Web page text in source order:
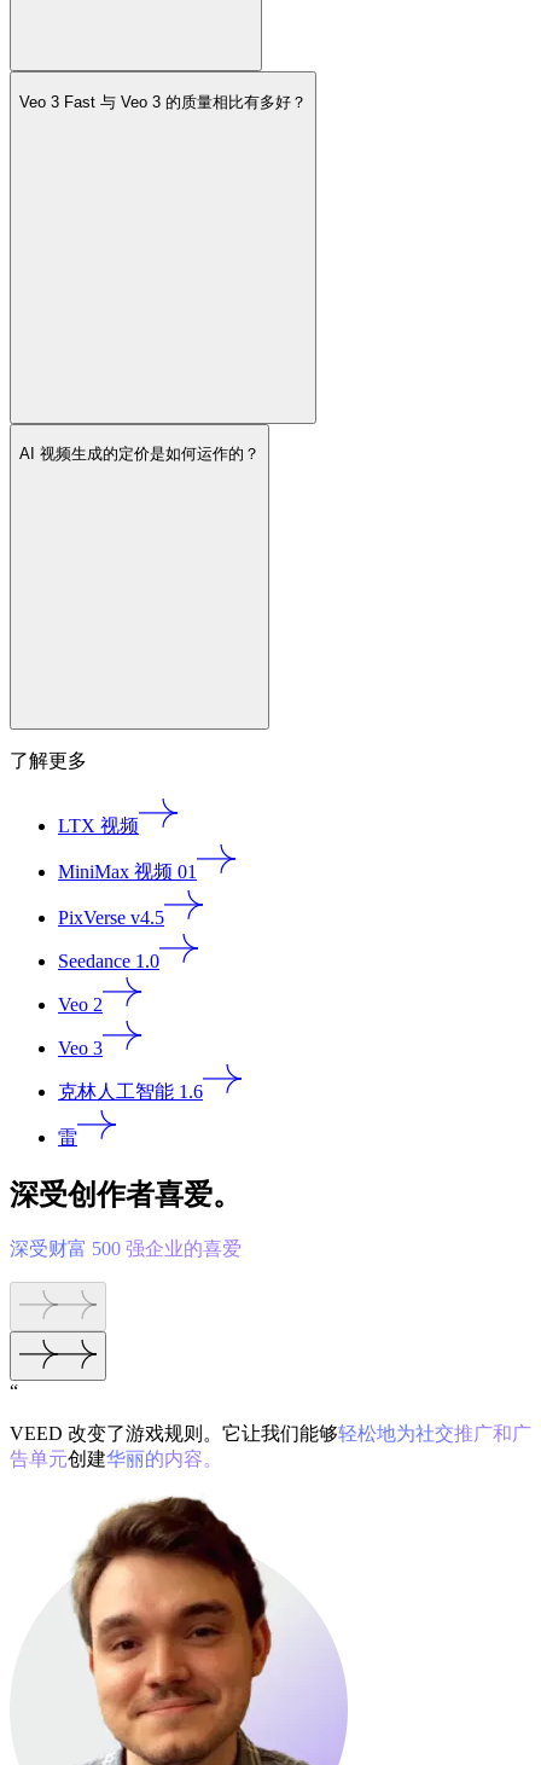
Veo 3 Fast 与 Veo 3 的质量相比有多好？
AI 视频生成的定价是如何运作的？
了解更多
LTX 视频
MiniMax 视频 01
PixVerse v4.5
Seedance 1.0
Veo 2
Veo 3
克林人工智能 1.6
雷
深受创作者喜爱。
深受财富 500 强企业的喜爱
“
VEED 改变了游戏规则。它让我们能够轻松地为社交推广和广
告单元创建华丽的内容。